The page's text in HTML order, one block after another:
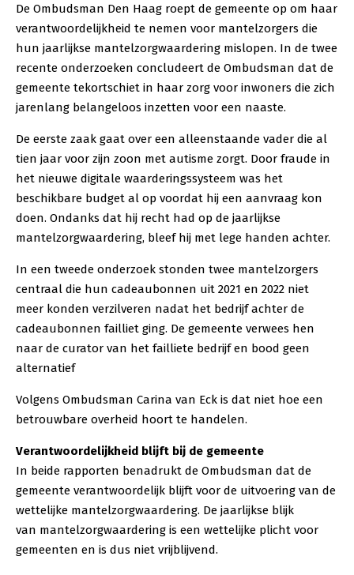
De Ombudsman Den Haag roept de gemeente op om haar
verantwoordelijkheid te nemen voor mantelzorgers die
hun jaarlijkse mantelzorgwaardering mislopen. In de twee
recente onderzoeken concludeert de Ombudsman dat de
gemeente tekortschiet in haar zorg voor inwoners die zich
jarenlang belangeloos inzetten voor een naaste.
De eerste zaak gaat over een alleenstaande vader die al
tien jaar voor zijn zoon met autisme zorgt. Door fraude in
het nieuwe digitale waarderingssysteem was het
beschikbare budget al op voordat hij een aanvraag kon
doen. Ondanks dat hij recht had op de jaarlijkse
mantelzorgwaardering, bleef hij met lege handen achter.
In een tweede onderzoek stonden twee mantelzorgers
centraal die hun cadeaubonnen uit 2021 en 2022 niet
meer konden verzilveren nadat het bedrijf achter de
cadeaubonnen failliet ging. De gemeente verwees hen
naar de curator van het failliete bedrijf en bood geen
alternatief
Volgens Ombudsman Carina van Eck is dat niet hoe een
betrouwbare overheid hoort te handelen.
Verantwoordelijkheid blijft bij de gemeente
In beide rapporten benadrukt de Ombudsman dat de
gemeente verantwoordelijk blijft voor de uitvoering van de
wettelijke mantelzorgwaardering. De jaarlijkse blijk
van mantelzorgwaardering is een wettelijke plicht voor
gemeenten en is dus niet vrijblijvend.